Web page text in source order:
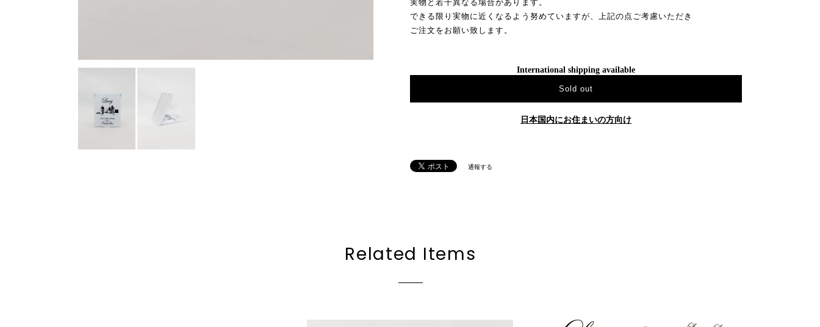
実物と若干異なる場合があります。
できる限り実物に近くなるよう努めていますが、上記の点ご考慮いただき
ご注文をお願い致します。
International shipping available
Sold out
日本国内にお住まいの方向け
通報する
Related Items